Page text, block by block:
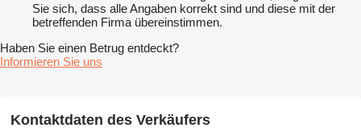
Sie sich, dass alle Angaben korrekt sind und diese mit der
betreffenden Firma übereinstimmen.
Haben Sie einen Betrug entdeckt?
Informieren Sie uns
Kontaktdaten des Verkäufers